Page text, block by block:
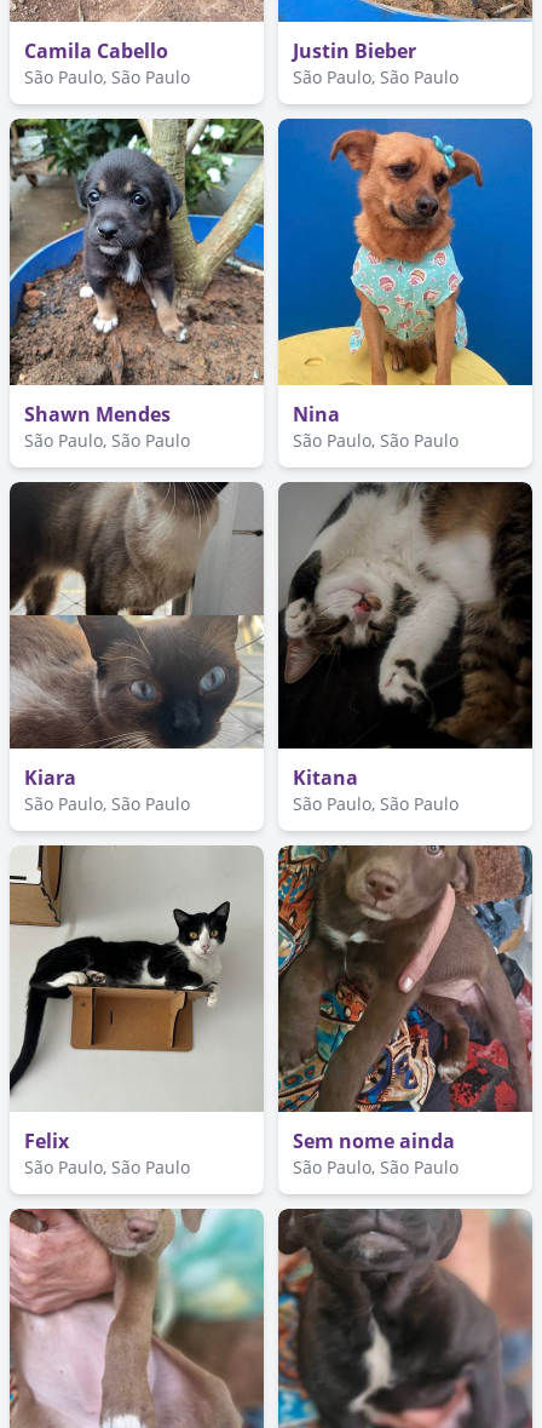
Camila Cabello
São Paulo, São Paulo
Justin Bieber
São Paulo, São Paulo
Shawn Mendes
São Paulo, São Paulo
Nina
São Paulo, São Paulo
Kiara
São Paulo, São Paulo
Kitana
São Paulo, São Paulo
Felix
São Paulo, São Paulo
Sem nome ainda
São Paulo, São Paulo